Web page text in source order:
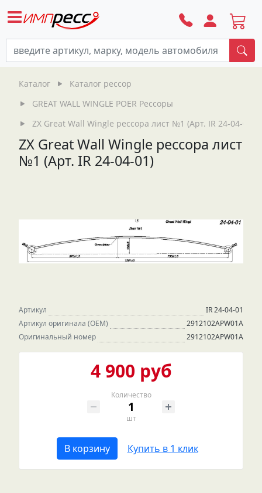
Каталог
Каталог рессор
GREAT WALL WINGLE POER Рессоры
ZX Great Wall Wingle рессора лист №1 (Арт. IR 24-04-01)
ZX Great Wall Wingle рессора лист
№1 (Арт. IR 24-04-01)
Артикул
IR 24-04-01
Артикул оригинала (OEM)
2912102APW01A
Оригинальный номер
2912102APW01A
4 900 руб
Количество
шт
В корзину Купить в 1 клик